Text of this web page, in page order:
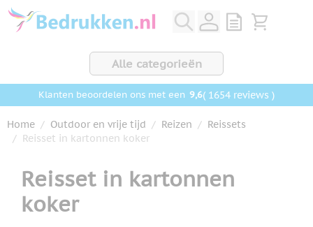
Ga naar de inhoud
View quote,
Bekijk
Alle categorieën
Klanten beoordelen ons met een 9,6( 1654 reviews )
Home / Outdoor en vrije tijd / Reizen / Reissets
/ Reisset in kartonnen koker
Reisset in kartonnen
koker